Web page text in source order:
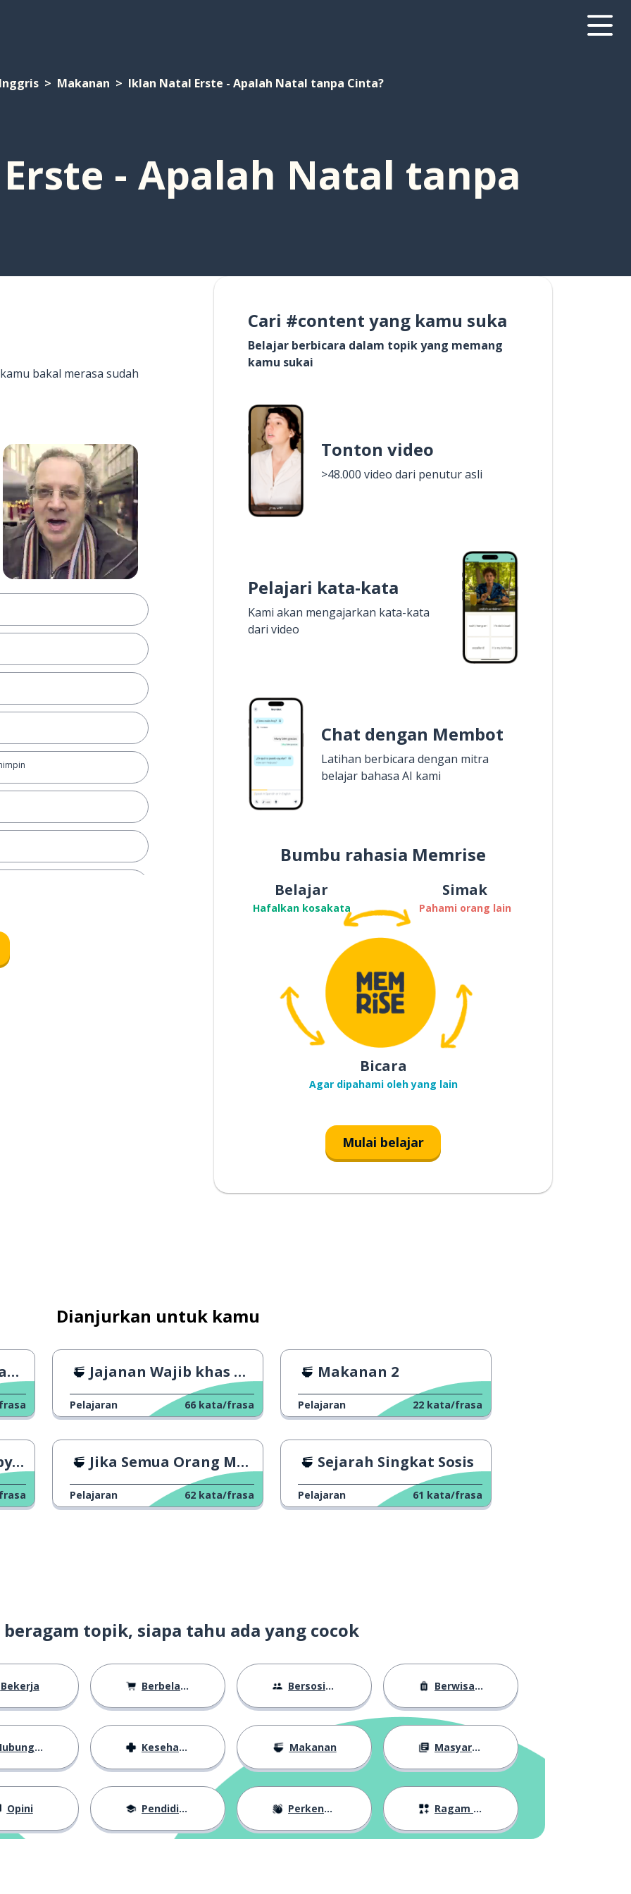
Makanan Iklan Natal Erste - Apalah Natal tanpa Cinta?
- Apalah Natal tanpa
bakal merasa sudah
Cari #content yang kamu suka
Belajar berbicara dalam topik yang memang
kamu sukai
Tonton video
>48.000 video dari penutur asli
Pelajari kata-kata
Kami akan mengajarkan kata-kata
dari video
Chat dengan Membot
Latihan berbicara dengan mitra
belajar bahasa AI kami
Bumbu rahasia Memrise
Belajar
Hafalkan kosakata
Simak
Pahami orang lain
Bicara
Agar dipahami oleh yang lain
Mulai belajar
Dianjurkan untuk kamu
Jajanan Wajib khas Pecinan London
Pelajaran 66 kata/frasa
Makanan 2
Pelajaran 22 kata/frasa
Jika Semua Orang Menjadi Vegan
Pelajaran 62 kata/frasa
Sejarah Singkat Sosis
Pelajaran 61 kata/frasa
topik, siapa tahu ada yang cocok
Bekerja Berbelanja Bersosialisasi Berwisata
Kesehatan Makanan Masyarakat
Opini Pendidikan Perkenalan Ragam Topik